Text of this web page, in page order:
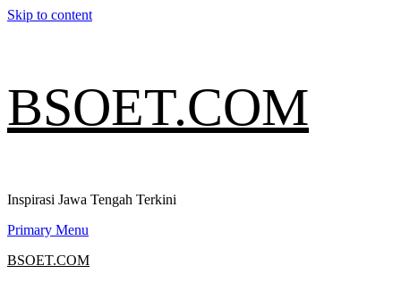
Skip to content
BSOET.COM
Inspirasi Jawa Tengah Terkini
Primary Menu
BSOET.COM